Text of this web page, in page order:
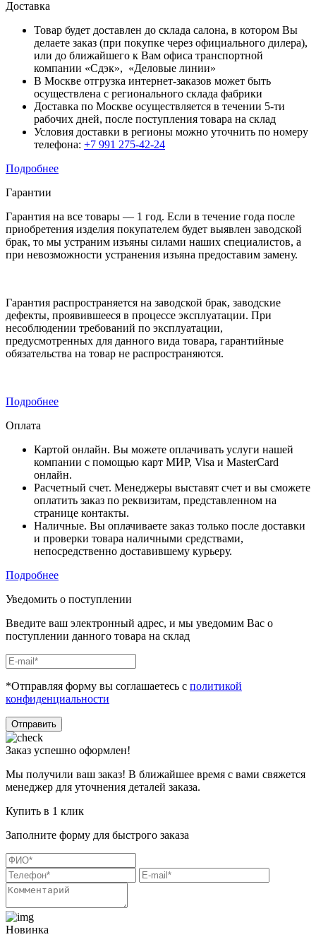
Доставка
Товар будет доставлен до склада салона, в котором Вы
делаете заказ (при покупке через официального дилера),
или до ближайшего к Вам офиса транспортной
компании «Сдэк», «Деловые линии»
В Москве отгрузка интернет-заказов может быть
осуществлена с регионального склада фабрики
Доставка по Москве осуществляется в течении 5-ти
рабочих дней, после поступления товара на склад
Условия доставки в регионы можно уточнить по номеру
телефона: +7 991 275-42-24
Подробнее
Гарантии
Гарантия на все товары — 1 год. Если в течение года после
приобретения изделия покупателем будет выявлен заводской
брак, то мы устраним изъяны силами наших специалистов, а
при невозможности устранения изъяна предоставим замену.
Гарантия распространяется на заводской брак, заводские
дефекты, проявившееся в процессе эксплуатации. При
несоблюдении требований по эксплуатации,
предусмотренных для данного вида товара, гарантийные
обязательства на товар не распространяются.
Подробнее
Оплата
Картой онлайн. Вы можете оплачивать услуги нашей
компании с помощью карт МИР, Visa и MasterCard
онлайн.
Расчетный счет. Менеджеры выставят счет и вы сможете
оплатить заказ по реквизитам, представленном на
странице контакты.
Наличные. Вы оплачиваете заказ только после доставки
и проверки товара наличными средствами,
непосредственно доставившему курьеру.
Подробнее
Уведомить о поступлении
Введите ваш электронный адрес, и мы уведомим Вас о
поступлении данного товара на склад
*Отправляя форму вы соглашаетесь с политикой
конфиденциальности
Отправить
Заказ успешно оформлен!
Мы получили ваш заказ! В ближайшее время с вами свяжется
менеджер для уточнения деталей заказа.
Купить в 1 клик
Заполните форму для быстрого заказа
Новинка